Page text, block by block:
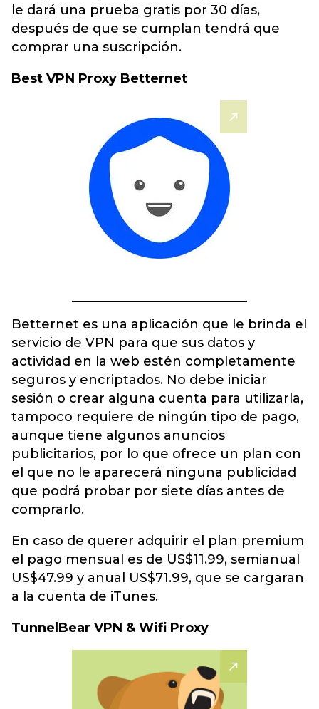
le dará una prueba gratis por 30 días,
después de que se cumplan tendrá que
comprar una suscripción.
Best VPN Proxy Betternet
Betternet es una aplicación que le brinda el
servicio de VPN para que sus datos y
actividad en la web estén completamente
seguros y encriptados. No debe iniciar
sesión o crear alguna cuenta para utilizarla,
tampoco requiere de ningún tipo de pago,
aunque tiene algunos anuncios
publicitarios, por lo que ofrece un plan con
el que no le aparecerá ninguna publicidad
que podrá probar por siete días antes de
comprarlo.
En caso de querer adquirir el plan premium
el pago mensual es de US$11.99, semianual
US$47.99 y anual US$71.99, que se cargaran
a la cuenta de iTunes.
TunnelBear VPN & Wifi Proxy